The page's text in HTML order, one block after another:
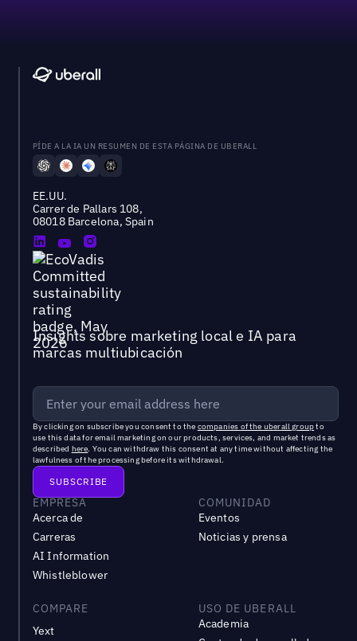
PÍDE A LA IA UN RESUMEN DE ESTA PÁGINA DE UBERALL
EE.UU.
Carrer de Pallars 108,
08018 Barcelona, Spain
Insights sobre marketing local e IA para
marcas multiubicación
By clicking on subscribe you consent to the companies of the uberall groupto
use this data for email marketing on our products, services, and market trends as
described here. You can withdraw this consent at any time without affecting the
lawfulness of the processing before its withdrawal.
EMPRESA
Acerca de
Carreras
AI Information
Whistleblower
COMUNIDAD
Eventos
Noticias y prensa
COMPARE
Yext
USO DE UBERALL
Academia